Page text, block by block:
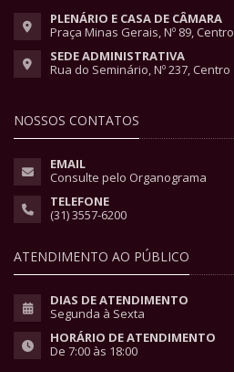
PLENÁRIO E CASA DE CÂMARA
Praça Minas Gerais, Nº 89, Centro
SEDE ADMINISTRATIVA
Rua do Seminário, Nº 237, Centro
NOSSOS CONTATOS
EMAIL
Consulte pelo Organograma
TELEFONE
(31) 3557-6200
ATENDIMENTO AO PÚBLICO
DIAS DE ATENDIMENTO
Segunda à Sexta
HORÁRIO DE ATENDIMENTO
De 7:00 às 18:00